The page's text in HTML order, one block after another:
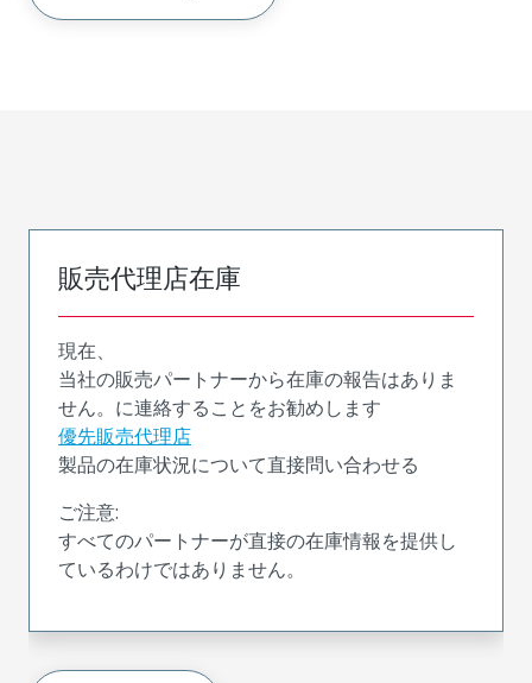
販売代理店在庫
現在、
当社の販売パートナーから在庫の報告はありま
せん。に連絡することをお勧めします
優先販売代理店
製品の在庫状況について直接問い合わせる
ご注意:
すべてのパートナーが直接の在庫情報を提供し
ているわけではありません。